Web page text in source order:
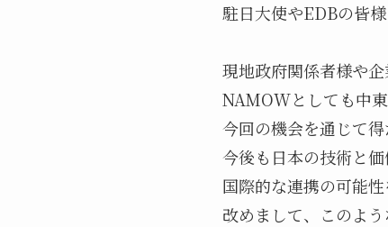
駐日大使やEDBの皆
現地政府関係者様や企
NAMOWとしても中
今回の機会を通じて得
今後も日本の技術と価
国際的な連携の可能性
改めまして、このよ